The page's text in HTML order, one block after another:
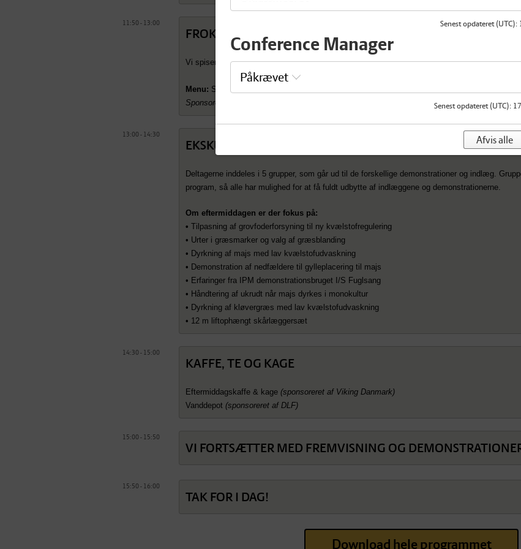
11:50 - 13:00
FROKOST
Vi spiser frokost. Medbring evt. en klapstol.
Menu: Sandwich og en sodavand eller en øl. Herefter kaffe.
Sponsoreret af DLF, KWS Scandinavia A/S, DSV-Frø og Limagrain A/S
13:00 - 14:30
EKSKURSIONEN GENOPTAGES
Deltagerne inddeles i 5 grupper, som går ud til de forskellige demonstrationer og indlæg.
program, så alle har mulighed for at få fuldt udbytte af indlæggene og demonstrationerne.
Om eftermiddagen er der fokus på:
• Tilpasning af grovfoderforsyning til ny kvælstofregulering
• Urter i græsmarker og valg af græsblanding
• Dyrkning af majs med lav kvælstofudvaskning
• Demonstration af nedfældere til gylleplacering til majs
• Erfaringer fra IPM demonstrationsbruget I/S Fuglsang
• Håndtering af ukrudt når majs dyrkes i monokultur
• Dyrkning af kløvergræs med lav kvælstofudvaskning
• 12 m liftophængt skårlæggersæt
14:30 - 15:00
KAFFE, TE OG KAGE
Eftermiddagskaffe & kage (sponsoreret af Viking Danmark)
Vanddepot (sponsoreret af DLF)
15:00 - 15:50
VI FORTSÆTTER MED FREMVISNING OG
15:50 - 16:00
TAK FOR I DAG!
Download hele programmet
Senest opdateret (UTC):
Conference Manager
Påkrævet
Senest opdateret (UTC):
Afvis alle